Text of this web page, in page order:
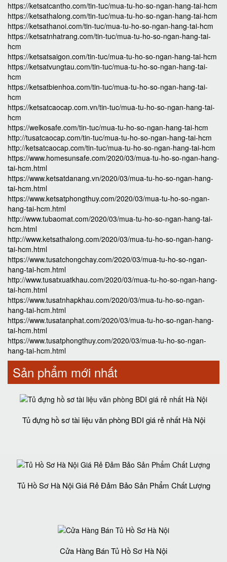
https://ketsatcantho.com/tin-tuc/mua-tu-ho-so-ngan-hang-tai-hcm
https://ketsathalong.com/tin-tuc/mua-tu-ho-so-ngan-hang-tai-hcm
https://ketsathanoi.com/tin-tuc/mua-tu-ho-so-ngan-hang-tai-hcm
https://ketsatnhatrang.com/tin-tuc/mua-tu-ho-so-ngan-hang-tai-
hcm
https://ketsatsaigon.com/tin-tuc/mua-tu-ho-so-ngan-hang-tai-hcm
https://ketsatvungtau.com/tin-tuc/mua-tu-ho-so-ngan-hang-tai-
hcm
https://ketsatbienhoa.com/tin-tuc/mua-tu-ho-so-ngan-hang-tai-
hcm
https://ketsatcaocap.com.vn/tin-tuc/mua-tu-ho-so-ngan-hang-tai-
hcm
https://welkosafe.com/tin-tuc/mua-tu-ho-so-ngan-hang-tai-hcm
http://tusatcaocap.com/tin-tuc/mua-tu-ho-so-ngan-hang-tai-hcm
http://ketsatcaocap.com/tin-tuc/mua-tu-ho-so-ngan-hang-tai-hcm
https://www.homesunsafe.com/2020/03/mua-tu-ho-so-ngan-hang-
tai-hcm.html
https://www.ketsatdanang.vn/2020/03/mua-tu-ho-so-ngan-hang-
tai-hcm.html
https://www.ketsatphongthuy.com/2020/03/mua-tu-ho-so-ngan-
hang-tai-hcm.html
http://www.tubaomat.com/2020/03/mua-tu-ho-so-ngan-hang-tai-
hcm.html
http://www.ketsathalong.com/2020/03/mua-tu-ho-so-ngan-hang-
tai-hcm.html
https://www.tusatchongchay.com/2020/03/mua-tu-ho-so-ngan-
hang-tai-hcm.html
http://www.tusatxuatkhau.com/2020/03/mua-tu-ho-so-ngan-hang-
tai-hcm.html
https://www.tusatnhapkhau.com/2020/03/mua-tu-ho-so-ngan-
hang-tai-hcm.html
https://www.tusatanphat.com/2020/03/mua-tu-ho-so-ngan-hang-
tai-hcm.html
https://www.tusatphongthuy.com/2020/03/mua-tu-ho-so-ngan-
hang-tai-hcm.html
Sản phẩm mới nhất
Tủ đựng hồ sơ tài liệu văn phòng BDI giá rẻ nhất Hà Nội
Tủ Hồ Sơ Hà Nội Giá Rẻ Đảm Bảo Sản Phẩm Chất Lượng‎
Cửa Hàng Bán Tủ Hồ Sơ Hà Nội